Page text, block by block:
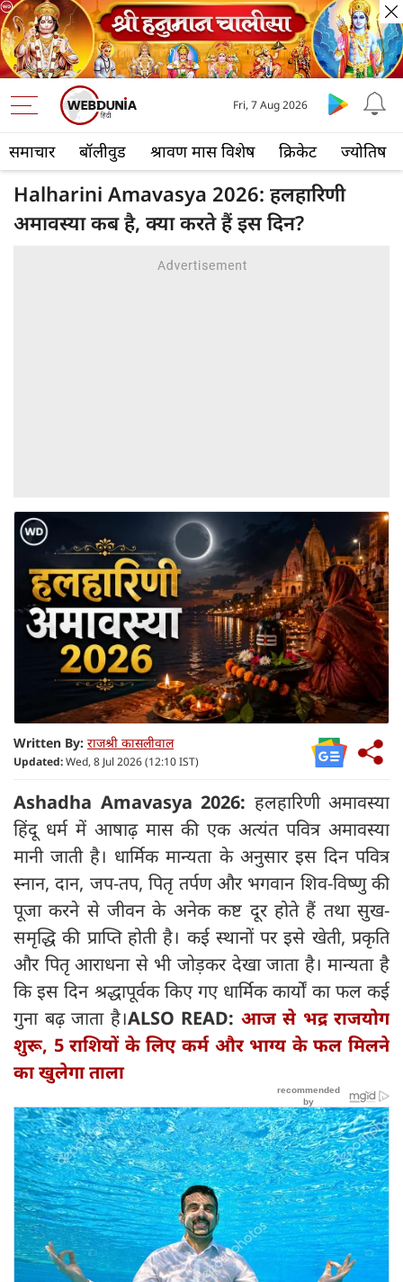
समाचार बॉलीवुड श्रावण मास विशेष क्रिकेट ज्योतिष
Fri, 7 Aug 2026
Halharini Amavasya 2026: हलहारिणी
अमावस्या कब है, क्या करते हैं इस दिन?
Written By: राजश्री कासलीवाल
Updated:Wed, 8 Jul 2026 (12:10 IST)
Ashadha Amavasya 2026: हलहारिणी अमावस्या
हिंदू धर्म में आषाढ़ मास की एक अत्यंत पवित्र अमावस्या
मानी जाती है। धार्मिक मान्यता के अनुसार इस दिन पवित्र
स्नान, दान, जप-तप, पितृ तर्पण और भगवान शिव-विष्णु की
पूजा करने से जीवन के अनेक कष्ट दूर होते हैं तथा सुख-
समृद्धि की प्राप्ति होती है। कई स्थानों पर इसे खेती, प्रकृति
और पितृ आराधना से भी जोड़कर देखा जाता है। मान्यता है
कि इस दिन श्रद्धापूर्वक किए गए धार्मिक कार्यों का फल कई
गुना बढ़ जाता है।ALSO READ: आज से भद्र राजयोग
शुरू, 5 राशियों के लिए कर्म और भाग्य के फल मिलने
का खुलेगा ताला